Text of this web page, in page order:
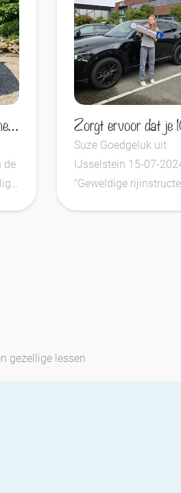
Met vertrouwen het examen in
de
Suze Goedgeluk uit
IJsselstein 15-07-
"Geweldige
gezellige lessen